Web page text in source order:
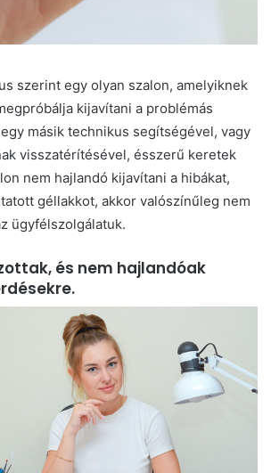
szerint egy olyan szalon, amelyiknek
kijavítani a problémás
másik technikus segítségével, vagy
visszatérítésével, ésszerű keretek
nem hajlandó kijavítani a hibákat,
géllakkot, akkor valószínűleg nem
ügyfélszolgálatuk.
és nem hajlandóak